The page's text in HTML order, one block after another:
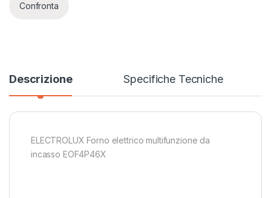
Confronta
Descrizione Specifiche Tecniche
ELECTROLUX Forno elettrico multifunzione da
incasso EOF4P46X